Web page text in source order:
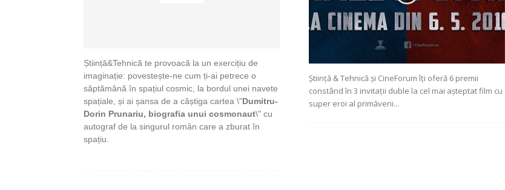
Știință&Tehnică te provoacă la un exercițiu de
imaginație: povestește-ne cum ți-ai petrece o
săptămână în spațiul cosmic, la bordul unei navete
spațiale, și ai șansa de a câștiga cartea \"Dumitru-
Dorin Prunariu, biografia unui cosmonaut\" cu
autograf de la singurul român care a zburat în
spațiu.
Știință & Tehnică și CineForum îți oferă 6 premii
constând în 3 invitații duble la cel mai așteptat film cu
super eroi al primăverii...